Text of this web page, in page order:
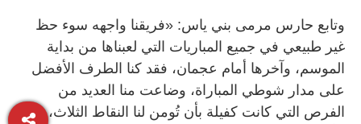
وتابع حارس مرمى بني ياس: «فريقنا واجهه سوء حظ
غير طبيعي في جميع المباريات التي لعبناها من بداية
الموسم، وآخرها أمام عجمان، فقد كنا الطرف الأفضل
على مدار شوطي المباراة، وضاعت منا العديد من
الفرص التي كانت كفيلة بأن تُومن لنا النقاط الثلاث، ومع